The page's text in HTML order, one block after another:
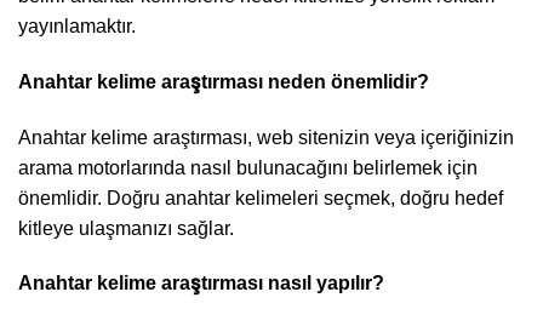
yayınlamaktır.
Anahtar kelime araştırması neden önemlidir?
Anahtar kelime araştırması, web sitenizin veya içeriğinizin
arama motorlarında nasıl bulunacağını belirlemek için
önemlidir. Doğru anahtar kelimeleri seçmek, doğru hedef
kitleye ulaşmanızı sağlar.
Anahtar kelime araştırması nasıl yapılır?